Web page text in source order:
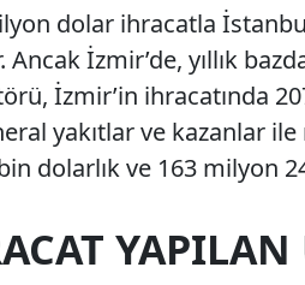
dolar ihracatla
İzmir’de, yıllık
İzmir’in ihracatında
yakıtlar ve kazanlar
dolarlık ve 163 milyon
YAPILAN